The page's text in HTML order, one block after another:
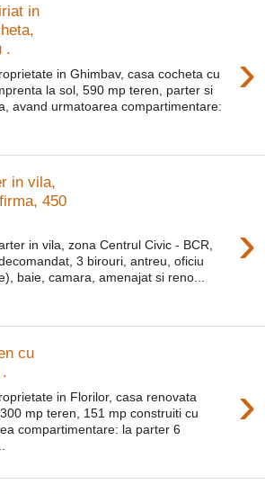
in
.
›
in Ghimbav, casa cocheta cu
la sol, 590 mp teren, parter si
avand urmatoarea compartimentare:
in vila,
450
›
in vila, zona Centrul Civic - BCR,
3 birouri, antreu, oficiu
baie, camara, amenajat si reno...
cu
›
in Florilor, casa renovata
mp teren, 151 mp construiti cu
compartimentare: la parter 6